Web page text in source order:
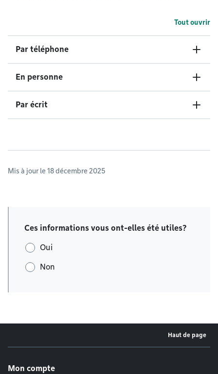
Tout ouvrir
Par téléphone
En personne
Par écrit
Mis à jour le 18 décembre 2025
Ces informations vous ont-elles été utiles?
Oui
Non
Haut de page
Mon compte